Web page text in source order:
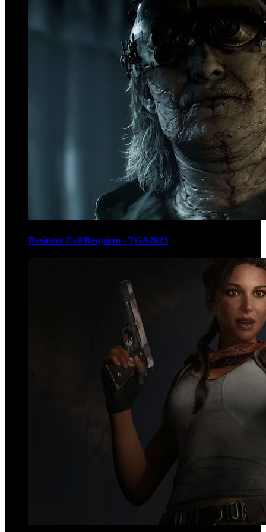
Resident Evil Requiem - TGA2025